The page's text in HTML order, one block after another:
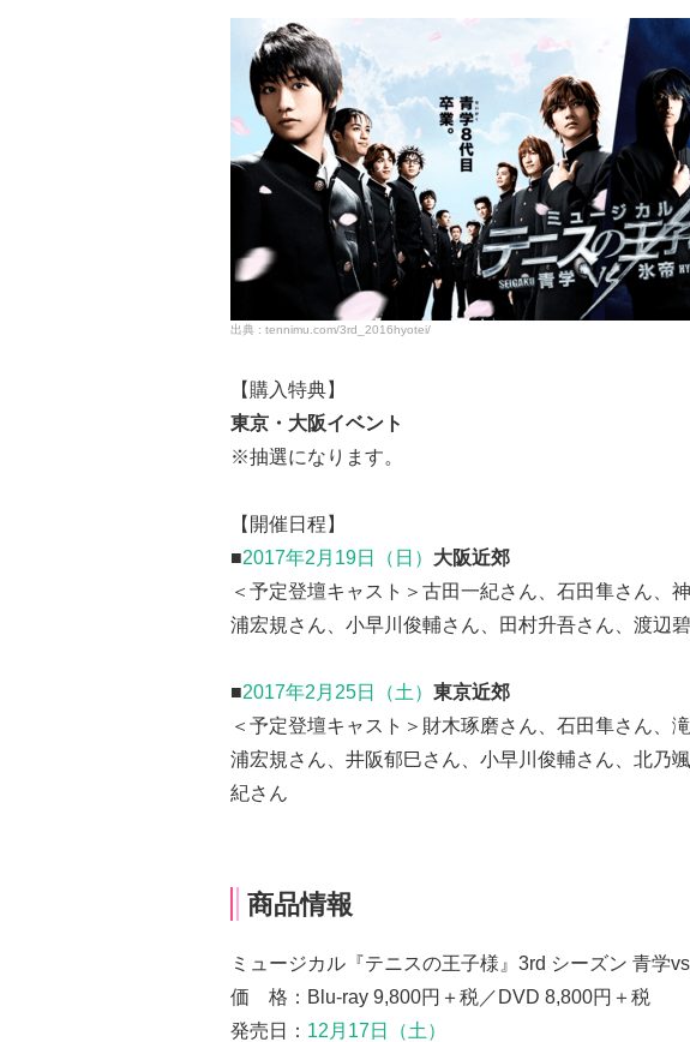
tennimu.com/3rd_2016hyotei/
【購入特典】
東京・大阪イベント
※抽選になります。
【開催日程】
■2017年2月19日（日） 大阪近郊
＜予定登壇キャスト＞古田一紀さん、石田隼さん、
浦宏規さん、小早川俊輔さん、田村升吾さん、渡辺
■2017年2月25日（土） 東京近郊
＜予定登壇キャスト＞財木琢磨さん、石田隼さん、
浦宏規さん、井阪郁巳さん、小早川俊輔さん、北乃
紀さん
商品情報
ミュージカル『テニスの王子様』3rd シーズン 青学
価 格：Blu-ray 9,800円＋税／DVD 8,800円＋税
発売日： 12月17日（土）